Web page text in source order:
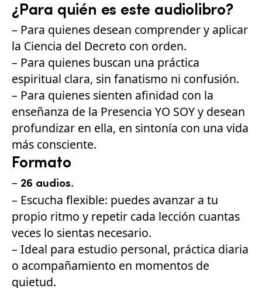
¿Para quién es este audiolibro?
– Para quienes desean comprender y aplicar
la Ciencia del Decreto con orden.
– Para quienes buscan una práctica
espiritual clara, sin fanatismo ni confusión.
– Para quienes sienten afinidad con la
enseñanza de la Presencia YO SOY y desean
profundizar en ella, en sintonía con una vida
más consciente.
Formato
– 26 audios.
– Escucha flexible: puedes avanzar a tu
propio ritmo y repetir cada lección cuantas
veces lo sientas necesario.
– Ideal para estudio personal, práctica diaria
o acompañamiento en momentos de
quietud.